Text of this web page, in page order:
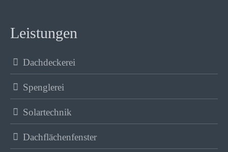
Leistungen
Dachdeckerei
Spenglerei
Solartechnik
Dachflächenfenster